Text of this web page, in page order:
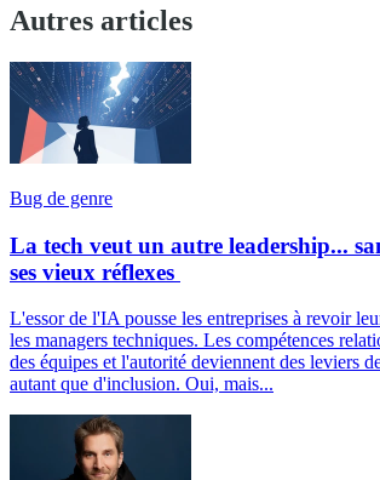
Autres articles
Bug de genre
La tech veut un autre leadership...
ses vieux réflexes
L'essor de l'IA pousse les entreprises à revoir
les managers techniques. Les compétences
des équipes et l'autorité deviennent des leviers
autant que d'inclusion. Oui, mais...